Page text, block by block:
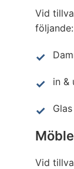
Vid
följande:
in &
Vid